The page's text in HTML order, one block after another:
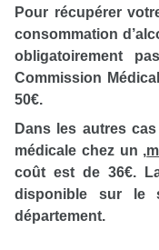
Pour récupérer
consommation
obligatoirement
Commission
50€.
Dans les autres
médicale chez un ,
coût est de 36€.
disponible sur le
département.